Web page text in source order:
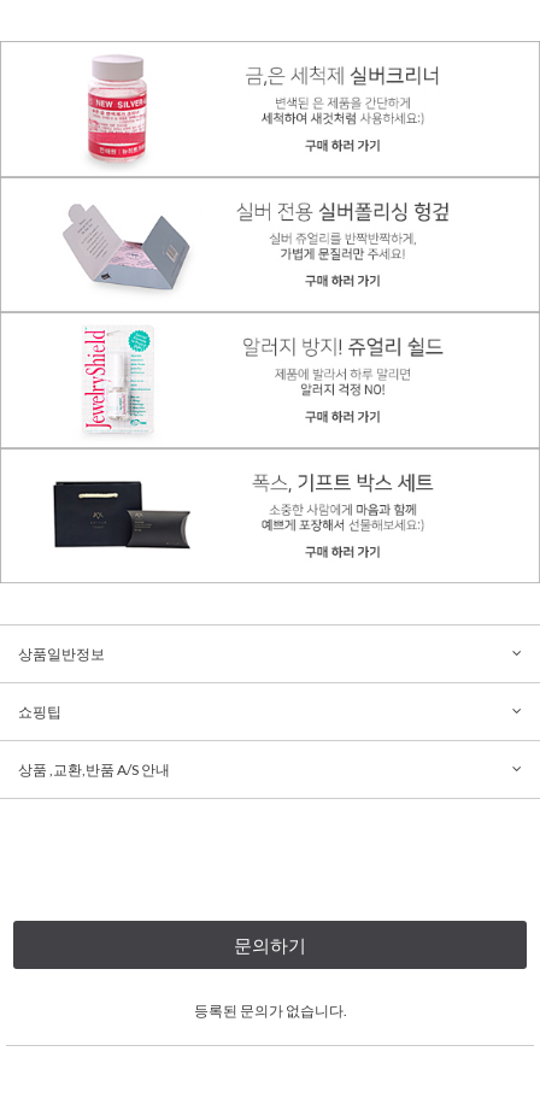
상품일반정보
쇼핑팁
상품 ,교환,반품 A/S 안내
문의하기
등록된 문의가 없습니다.